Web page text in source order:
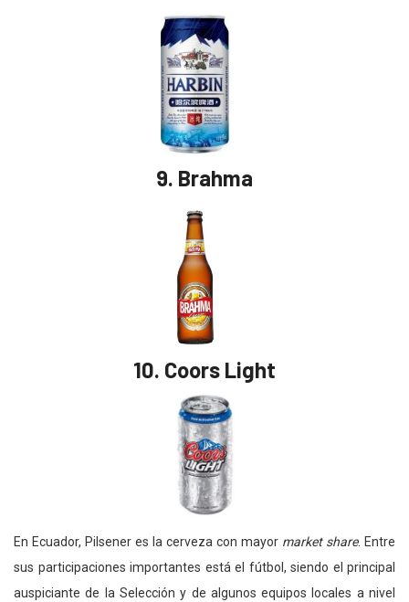
9. Brahma
10. Coors Light
En Ecuador, Pilsener es la cerveza con mayor market share. Entre
sus participaciones importantes está el fútbol, siendo el principal
auspiciante de la Selección y de algunos equipos locales a nivel